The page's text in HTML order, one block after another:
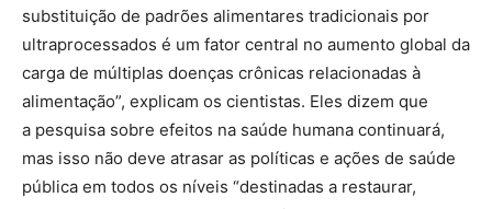
substituição de padrões alimentares tradicionais por
ultraprocessados é um fator central no aumento global da
carga de múltiplas doenças crônicas relacionadas à
alimentação”, explicam os cientistas. Eles dizem que
a pesquisa sobre efeitos na saúde humana continuará,
mas isso não deve atrasar as políticas e ações de saúde
pública em todos os níveis “destinadas a restaurar,